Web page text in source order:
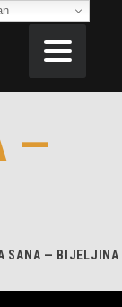
—
SANA — BIJELJINA